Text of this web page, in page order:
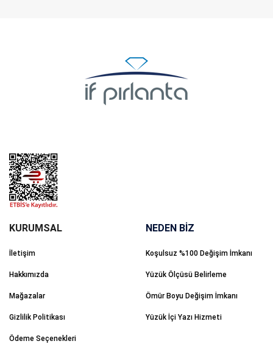
İletişim
Hakkımızda
Mağazalar
Gizlilik Politikası
Ödeme Seçenekleri
NEDEN BİZ
Koşulsuz %100 Değişim İmkanı
Yüzük Ölçüsü Belirleme
Ömür Boyu Değişim İmkanı
Yüzük İçi Yazı Hizmeti